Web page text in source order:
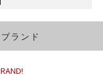
ランド